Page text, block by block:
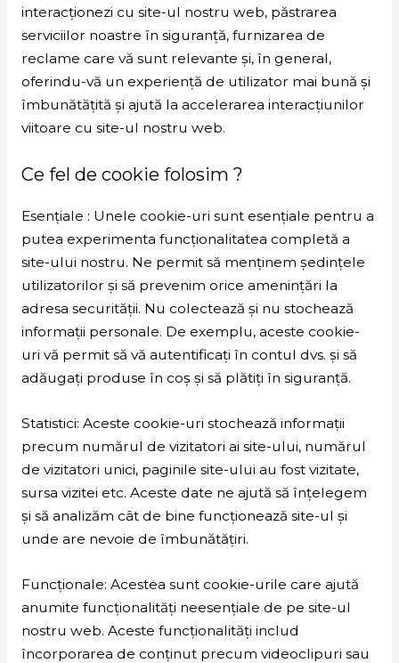
interacționezi cu site-ul nostru web, păstrarea
serviciilor noastre în siguranță, furnizarea de
reclame care vă sunt relevante și, în general,
oferindu-vă un experiență de utilizator mai bună și
îmbunătățită și ajută la accelerarea interacțiunilor
viitoare cu site-ul nostru web.
Ce fel de cookie folosim ?
Esențiale : Unele cookie-uri sunt esențiale pentru a
putea experimenta funcționalitatea completă a
site-ului nostru. Ne permit să menținem ședințele
utilizatorilor și să prevenim orice amenințări la
adresa securității. Nu colectează și nu stochează
informații personale. De exemplu, aceste cookie-
uri vă permit să vă autentificați în contul dvs. și să
adăugați produse în coș și să plătiți în siguranță.
Statistici: Aceste cookie-uri stochează informații
precum numărul de vizitatori ai site-ului, numărul
de vizitatori unici, paginile site-ului au fost vizitate,
sursa vizitei etc. Aceste date ne ajută să înțelegem
și să analizăm cât de bine funcționează site-ul și
unde are nevoie de îmbunătățiri.
Funcționale: Acestea sunt cookie-urile care ajută
anumite funcționalități neesențiale de pe site-ul
nostru web. Aceste funcționalități includ
încorporarea de conținut precum videoclipuri sau